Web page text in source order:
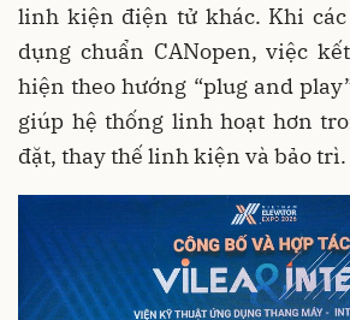
linh kiện điện tử khác. Khi
dụng chuẩn CANopen, việc
hiện theo hướng “plug and
giúp hệ thống linh hoạt hơn
đặt, thay thế linh kiện và bảo trì.